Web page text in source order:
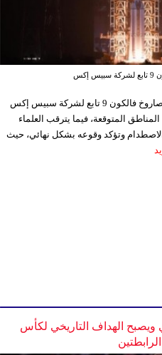
إكس
يُعتقد أن جزءاً ضخماً تائهاً من صاروخ فالكون 9 تابع لشركة سبيس إكس
المتوقعة، فيما يترقب العلماء
وتؤكد وقوعه بشكل نهائي، حيث
ويصبح الهداف التاريخي لكأس
الرابطتين